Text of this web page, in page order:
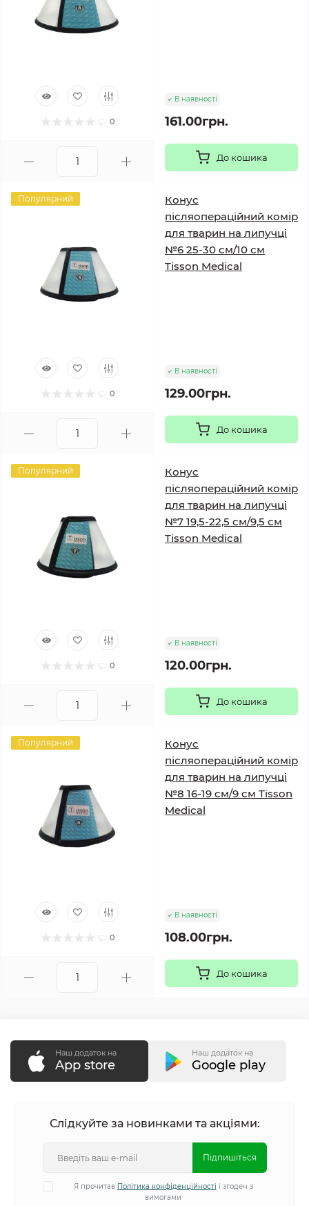
0
В наявності
161.00грн.
До кошика
Популярний
0
Конус
післяопераційний комір
для тварин на липучці
№6 25-30 см/10 см
Tisson Medical
В наявності
129.00грн.
До кошика
Популярний
0
Конус
післяопераційний комір
для тварин на липучці
№7 19,5-22,5 см/9,5 см
Tisson Medical
В наявності
120.00грн.
До кошика
Популярний
0
Конус
післяопераційний комір
для тварин на липучці
№8 16-19 см/9 см Tisson
Medical
В наявності
108.00грн.
До кошика
Наш додаток на
App store
Наш додаток на
Google play
Слідкуйте за новинками та акціями:
Підпишіться
Я прочитав Політика конфіденційності і згоден з
вимогами